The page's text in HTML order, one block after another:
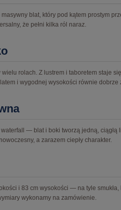
blat, który pod kątem prostym
że pełni kilka ról naraz.
rolach. Z lustrem i taboretem staje
i wygodnej wysokości równie
— blat i boki tworzą jedną, ciągłą
a zarazem ciepły charakter.
i 83 cm wysokości — na tyle
wykonamy na zamówienie.